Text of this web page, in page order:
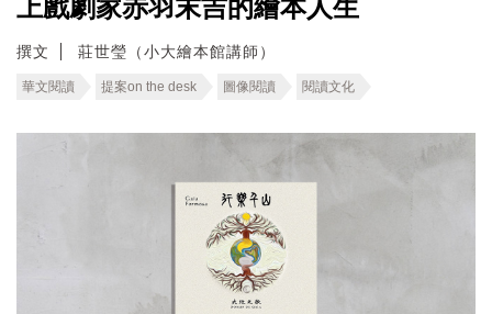
上戲劇家赤羽末吉的繪本人生
撰文 莊世瑩（小大繪本館講師）
華文閱讀 提案on the desk 圖像閱讀 閱讀文化